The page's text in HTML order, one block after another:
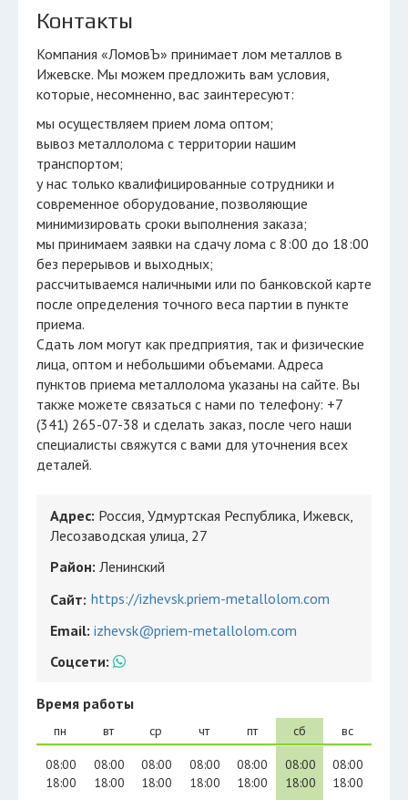
Контакты
Компания «ЛомовЪ» принимает лом металлов в
Ижевске. Мы можем предложить вам условия,
которые, несомненно, вас заинтересуют:
мы осуществляем прием лома оптом;
вывоз металлолома с территории нашим
транспортом;
у нас только квалифицированные сотрудники и
современное оборудование, позволяющие
минимизировать сроки выполнения заказа;
мы принимаем заявки на сдачу лома с 8:00 до 18:00
без перерывов и выходных;
рассчитываемся наличными или по банковской карте
после определения точного веса партии в пункте
приема.
Сдать лом могут как предприятия, так и физические
лица, оптом и небольшими объемами. Адреса
пунктов приема металлолома указаны на сайте. Вы
также можете связаться с нами по телефону: +7
(341) 265-07-38 и сделать заказ, после чего наши
специалисты свяжутся с вами для уточнения всех
деталей.
Адрес: Россия, Удмуртская Республика, Ижевск,
Лесозаводская улица, 27
Район: Ленинский
Сайт: https://izhevsk.priem-metallolom.com
Email: izhevsk@priem-metallolom.com
Соцсети:
Время работы
пн
08:00
18:00
вт
08:00
18:00
ср
08:00
18:00
чт
08:00
18:00
пт
08:00
18:00
сб
08:00
18:00
вс
08:00
18:00